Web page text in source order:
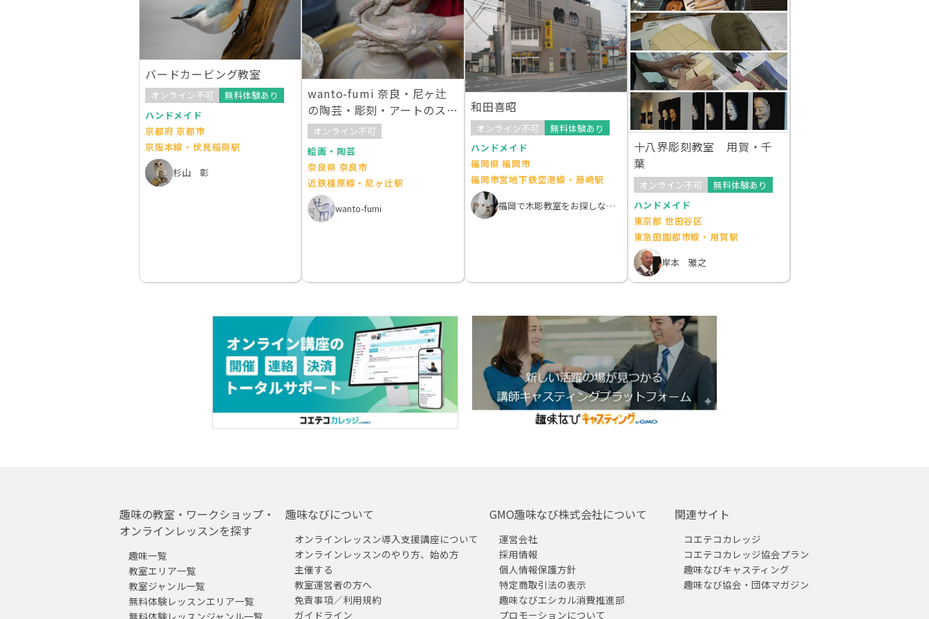
バードカービング教室
オンライン不可
無料体験あり
ハンドメイド
京都府 京都市
京阪本線・伏見稲荷駅
杉山 彰
wanto-fumi 奈良・尼ヶ辻
の陶芸・彫刻・アートのス
ペース
オンライン不可
絵画・陶芸
奈良県 奈良市
近鉄橿原線・尼ヶ辻駅
wanto-fumi
和田喜昭
オンライン不可
無料体験あり
ハンドメイド
福岡県 福岡市
福岡市営地下鉄空港線・藤崎駅
福岡で木彫教室をお探しなら彫ウッド和田木彫教室
十八界彫刻教室 用賀・千
葉
オンライン不可
無料体験あり
ハンドメイド
東京都 世田谷区
東急田園都市線・用賀駅
岸本 雅之
趣味の教室・ワークショップ・
オンラインレッスンを探す
趣味一覧
教室エリア一覧
教室ジャンル一覧
無料体験レッスンエリア一覧
無料体験レッスンジャンル一覧
趣味なびについて
オンラインレッスン導入支援講座について
オンラインレッスンのやり方、始め方
主催する
教室運営者の方へ
免責事項／利用規約
ガイドライン
GMO趣味なび株式会社について
運営会社
採用情報
個人情報保護方針
特定商取引法の表示
趣味なびエシカル消費推進部
プロモーションについて
関連サイト
コエテコカレッジ
コエテコカレッジ協会プラン
趣味なびキャスティング
趣味なび協会・団体マガジン